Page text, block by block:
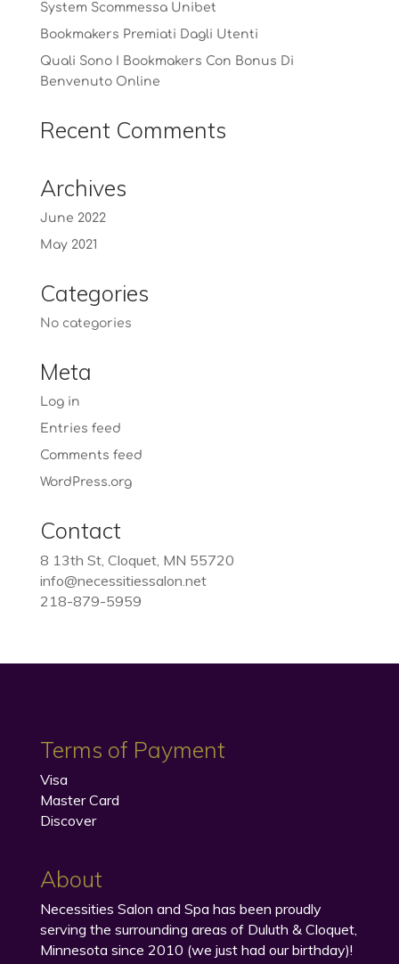
System Scommessa Unibet
Bookmakers Premiati Dagli Utenti
Quali Sono I Bookmakers Con Bonus Di
Benvenuto Online
Recent Comments
Archives
June 2022
May 2021
Categories
No categories
Meta
Log in
Entries feed
Comments feed
WordPress.org
Contact
8 13th St, Cloquet, MN 55720
info@necessitiessalon.net
218-879-5959
Terms of Payment
Visa
Master Card
Discover
About
Necessities Salon and Spa has been proudly
serving the surrounding areas of Duluth & Cloquet,
Minnesota since 2010 (we just had our birthday)!